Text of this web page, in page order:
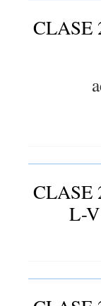
CLASE
CLASE
L-V